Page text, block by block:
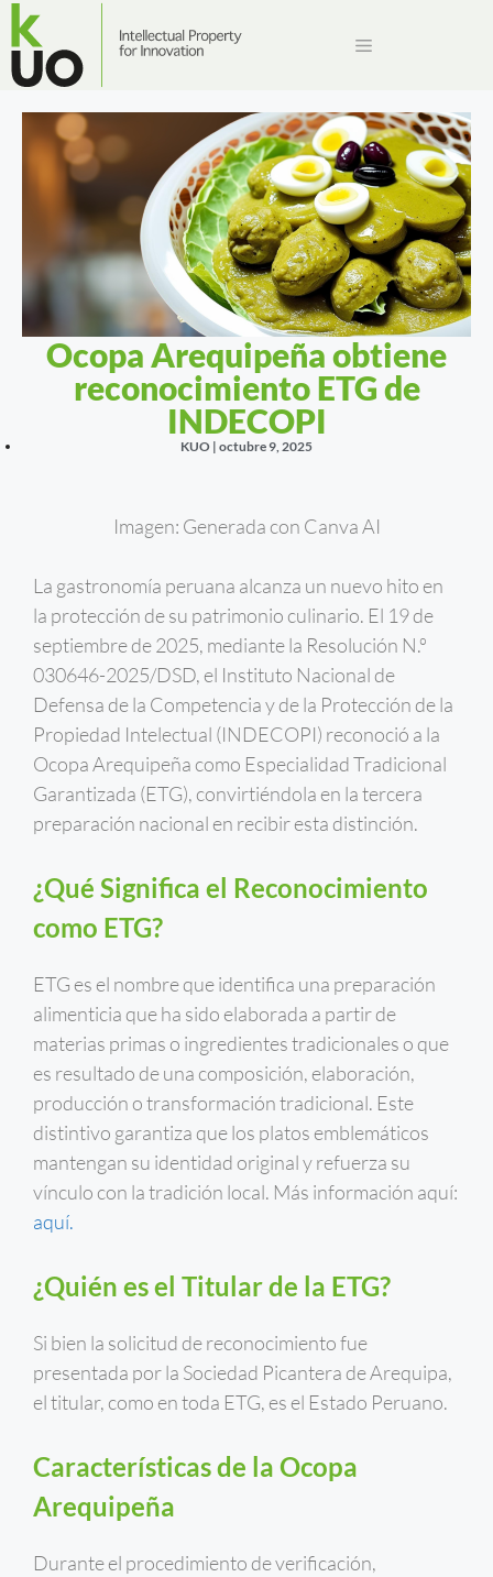
Ocopa Arequipeña obtiene
reconocimiento ETG de
INDECOPI
KUO | octubre 9, 2025
Imagen: Generada con Canva AI
La gastronomía peruana alcanza un nuevo hito en
la protección de su patrimonio culinario. El 19 de
septiembre de 2025, mediante la Resolución N.º
030646-2025/DSD, el Instituto Nacional de
Defensa de la Competencia y de la Protección de la
Propiedad Intelectual (INDECOPI) reconoció a la
Ocopa Arequipeña como Especialidad Tradicional
Garantizada (ETG), convirtiéndola en la tercera
preparación nacional en recibir esta distinción.
¿Qué Significa el Reconocimiento
como ETG?
ETG es el nombre que identifica una preparación
alimenticia que ha sido elaborada a partir de
materias primas o ingredientes tradicionales o que
es resultado de una composición, elaboración,
producción o transformación tradicional. Este
distintivo garantiza que los platos emblemáticos
mantengan su identidad original y refuerza su
vínculo con la tradición local. Más información aquí:
aquí.
¿Quién es el Titular de la ETG?
Si bien la solicitud de reconocimiento fue
presentada por la Sociedad Picantera de Arequipa,
el titular, como en toda ETG, es el Estado Peruano.
Características de la Ocopa
Arequipeña
Durante el procedimiento de verificación,